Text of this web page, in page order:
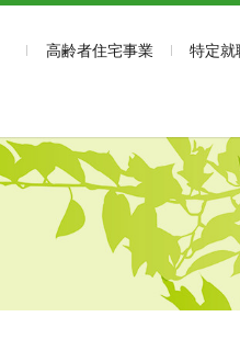
高齢者住宅事業 特定就